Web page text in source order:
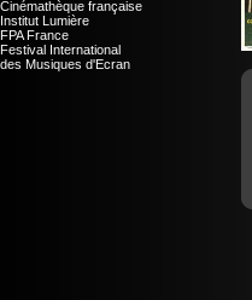
Cinémathèque française
Institut Lumière
FPA France
Festival International
des Musiques d'Ecran